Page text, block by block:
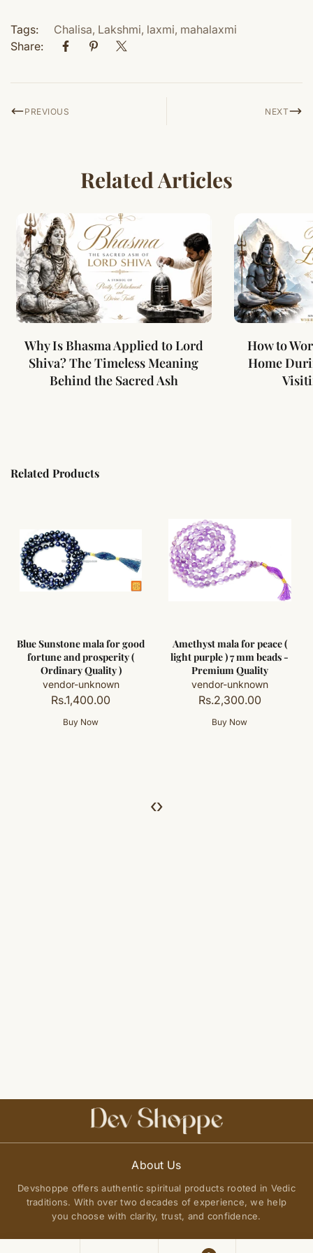
Tags: Chalisa, Lakshmi, laxmi, mahalaxmi
Share:
PREVIOUS NEXT
Related Articles
Why Is Bhasma Applied to Lord
Shiva? The Timeless Meaning
Behind the Sacred Ash
How to
Home
Related Products
Blue Sunstone mala for good
fortune and prosperity (
Ordinary Quality )
vendor-unknown
Rs.1,400.00
Amethyst mala for peace (
light purple ) 7 mm beads -
Premium Quality
vendor-unknown
Rs.2,300.00
‹›
About Us
Devshoppe offers authentic spiritual products rooted in Vedic
traditions. With over two decades of experience, we help
you choose with clarity, trust, and confidence.